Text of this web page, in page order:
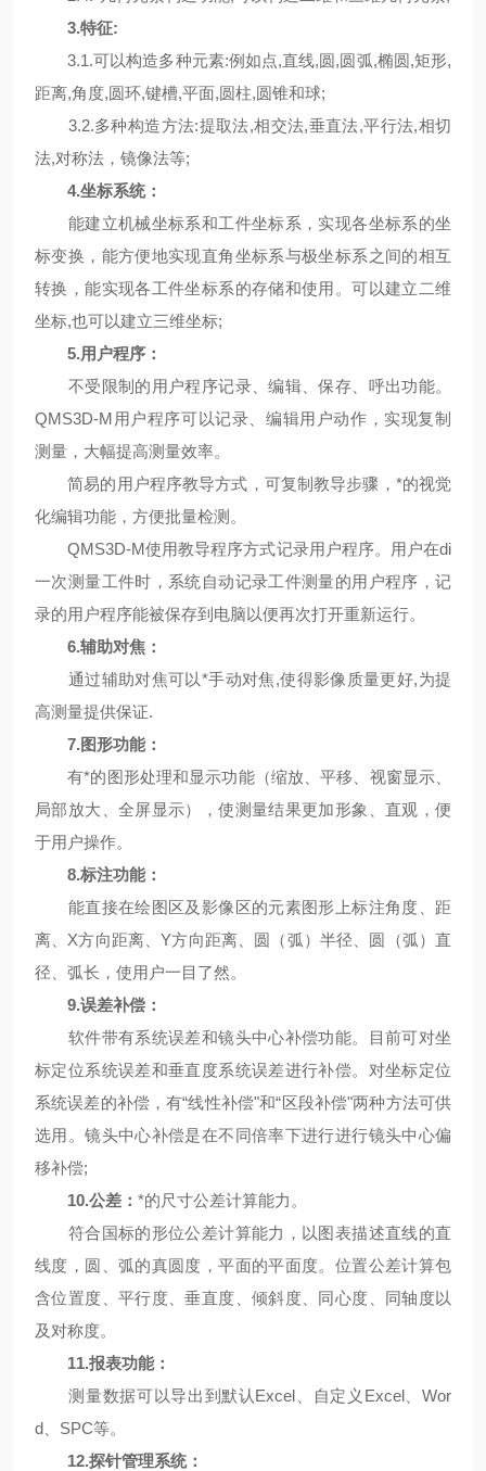
3.特征:
3.1.可以构造多种元素:例如点,直线,圆,圆弧,椭圆,矩形,
距离,角度,圆环,键槽,平面,圆柱,圆锥和球;
3.2.多种构造方法:提取法,相交法,垂直法,平行法,相切
法,对称法，镜像法等;
4.坐标系统：
能建立机械坐标系和工件坐标系，实现各坐标系的坐
标变换，能方便地实现直角坐标系与极坐标系之间的相互
转换，能实现各工件坐标系的存储和使用。可以建立二维
坐标,也可以建立三维坐标;
5.用户程序：
不受限制的用户程序记录、编辑、保存、呼出功能。
QMS3D-M用户程序可以记录、编辑用户动作，实现复制
测量，大幅提高测量效率。
简易的用户程序教导方式，可复制教导步骤，*的视觉
化编辑功能，方便批量检测。
QMS3D-M使用教导程序方式记录用户程序。用户在di
一次测量工件时，系统自动记录工件测量的用户程序，记
录的用户程序能被保存到电脑以便再次打开重新运行。
6.辅助对焦：
通过辅助对焦可以*手动对焦,使得影像质量更好,为提
高测量提供保证.
7.图形功能：
有*的图形处理和显示功能（缩放、平移、视窗显示、
局部放大、全屏显示），使测量结果更加形象、直观，便
于用户操作。
8.标注功能：
能直接在绘图区及影像区的元素图形上标注角度、距
离、X方向距离、Y方向距离、圆（弧）半径、圆（弧）直
径、弧长，使用户一目了然。
9.误差补偿：
软件带有系统误差和镜头中心补偿功能。目前可对坐
标定位系统误差和垂直度系统误差进行补偿。对坐标定位
系统误差的补偿，有“线性补偿"和“区段补偿"两种方法可供
选用。镜头中心补偿是在不同倍率下进行进行镜头中心偏
移补偿;
10.公差： *的尺寸公差计算能力。
符合国标的形位公差计算能力，以图表描述直线的直
线度，圆、弧的真圆度，平面的平面度。位置公差计算包
含位置度、平行度、垂直度、倾斜度、同心度、同轴度以
及对称度。
11.报表功能：
测量数据可以导出到默认Excel、自定义Excel、Wor
d、SPC等。
12.探针管理系统：